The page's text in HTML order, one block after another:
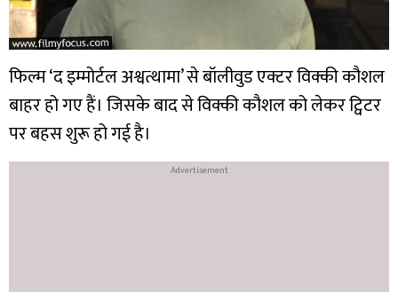
फिल्म ‘द इम्मोर्टल अश्वत्थामा’ से बॉलीवुड एक्टर विक्की कौशल
बाहर हो गए हैं। जिसके बाद से विक्की कौशल को लेकर ट्विटर
पर बहस शुरू हो गई है।